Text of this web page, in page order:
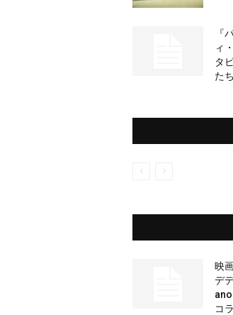
『
ィ
タ
た
映
デ
コ